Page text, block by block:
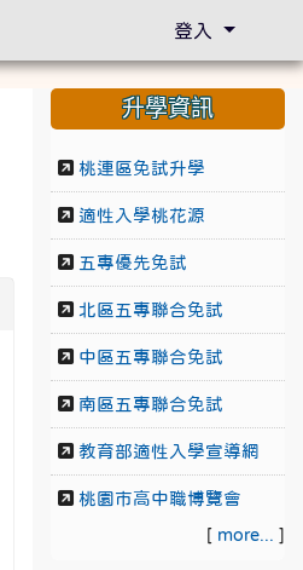
升學資訊
桃連區免試升學
適性入學桃花源
五專優先免試
北區五專聯合免試
中區五專聯合免試
南區五專聯合免試
教育部適性入學宣導網
桃園市高中職博覽會
[ more... ]
登入